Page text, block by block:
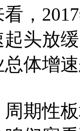
，
起头放
总体增
期性